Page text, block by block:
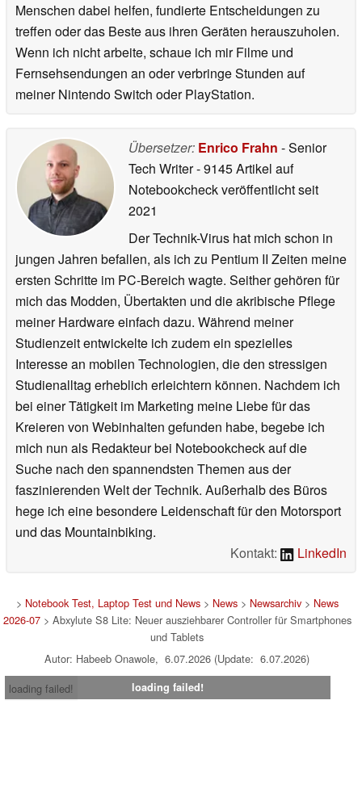
Menschen dabei helfen, fundierte Entscheidungen zu
treffen oder das Beste aus ihren Geräten herauszuholen.
Wenn ich nicht arbeite, schaue ich mir Filme und
Fernsehsendungen an oder verbringe Stunden auf
meiner Nintendo Switch oder PlayStation.
Übersetzer: Enrico Frahn - Senior
Tech Writer- 9145 Artikel auf
Notebookcheck veröffentlichtseit
2021
Der Technik-Virus hat mich schon in
jungen Jahren befallen, als ich zu Pentium II Zeiten meine
ersten Schritte im PC-Bereich wagte. Seither gehören für
mich das Modden, Übertakten und die akribische Pflege
meiner Hardware einfach dazu. Während meiner
Studienzeit entwickelte ich zudem ein spezielles
Interesse an mobilen Technologien, die den stressigen
Studienalltag erheblich erleichtern können. Nachdem ich
bei einer Tätigkeit im Marketing meine Liebe für das
Kreieren von Webinhalten gefunden habe, begebe ich
mich nun als Redakteur bei Notebookcheck auf die
Suche nach den spannendsten Themen aus der
faszinierenden Welt der Technik. Außerhalb des Büros
hege ich eine besondere Leidenschaft für den Motorsport
und das Mountainbiking.
Kontakt:
LinkedIn
> Notebook Test, Laptop Test und News> News> Newsarchiv> News
2026-07> Abxylute S8 Lite: Neuer ausziehbarer Controller für Smartphones
und Tablets
Autor: Habeeb Onawole, 6.07.2026 (Update: 6.07.2026)
loading failed!
loading failed!